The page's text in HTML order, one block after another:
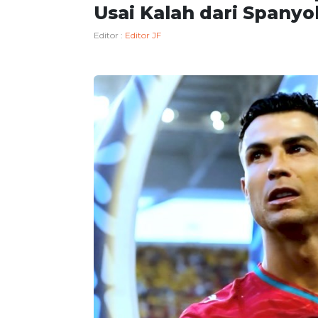
Usai Kalah dari
Editor : Editor JF